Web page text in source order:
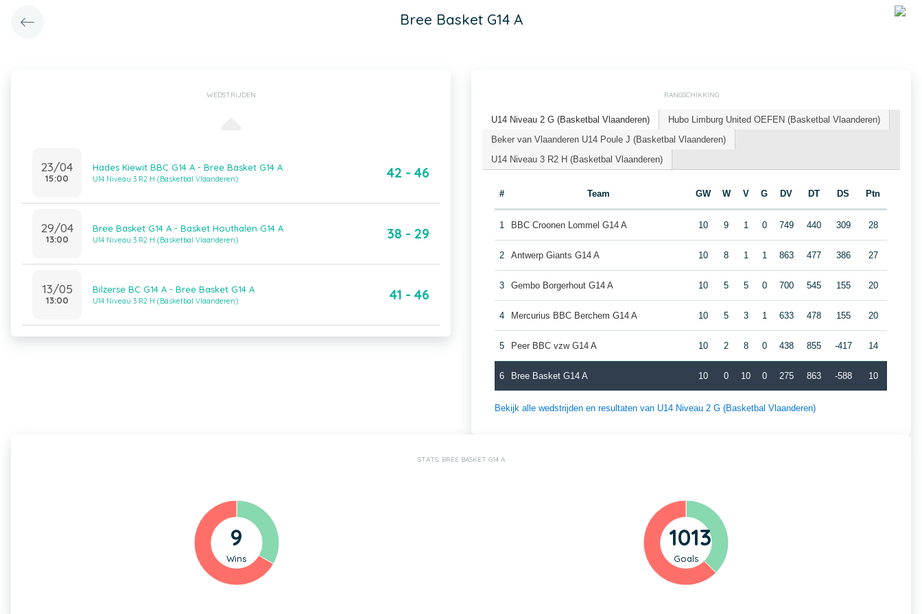
Bree Basket G14 A
WEDSTRIJDEN
23/04
15:00
Hades Kiewit BBC G14 A - Bree Basket G14 A
U14 Niveau 3 R2 H (Basketbal Vlaanderen) 42 - 46
29/04
13:00
Bree Basket G14 A - Basket Houthalen G14 A
U14 Niveau 3 R2 H (Basketbal Vlaanderen) 38 - 29
13/05
13:00
Bilzerse BC G14 A - Bree Basket G14 A
U14 Niveau 3 R2 H (Basketbal Vlaanderen) 41 - 46
RANGSCHIKKING
U14 Niveau 2 G (Basketbal Vlaanderen)
Hubo Limburg United OEFEN (Basketbal Vlaanderen)
Beker van Vlaanderen U14 Poule J (Basketbal Vlaanderen)
U14 Niveau 3 R2 H (Basketbal Vlaanderen)
# Team GW W V G DV DT DS Ptn
1 BBC Croonen Lommel G14 A 10 9 1 0 749 440 309 28
2 Antwerp Giants G14 A 10 8 1 1 863 477 386 27
3 Gembo Borgerhout G14 A 10 5 5 0 700 545 155 20
4 Mercurius BBC Berchem G14 A 10 5 3 1 633 478 155 20
5 Peer BBC vzw G14 A 10 2 8 0 438 855 -417 14
6 Bree Basket G14 A 10 0 10 0 275 863 -588 10
Bekijk alle wedstrijden en resultaten van U14 Niveau 2 G (Basketbal Vlaanderen)
STATS: BREE BASKET G14 A
9
Wins
1013
Goals